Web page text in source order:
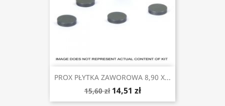
PROX PŁYTKA ZAWOROWA 8,90 X...
15,60 zł 14,51 zł